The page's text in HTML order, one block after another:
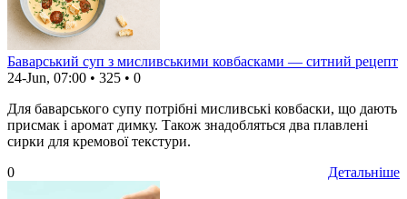
Баварський суп з мисливськими ковбасками — ситний рецепт
24-Jun, 07:00 • 325 • 0
Для баварського супу потрібні мисливські ковбаски, що дають
присмак і аромат димку. Також знадобляться два плавлені
сирки для кремової текстури.
Детальніше
0